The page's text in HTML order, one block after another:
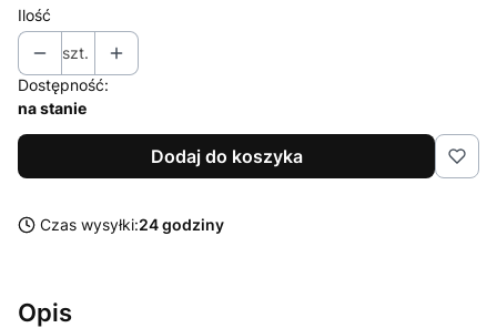
Ilość
szt.
Dostępność:
na stanie
Dodaj do koszyka
Czas wysyłki:24 godziny
Opis